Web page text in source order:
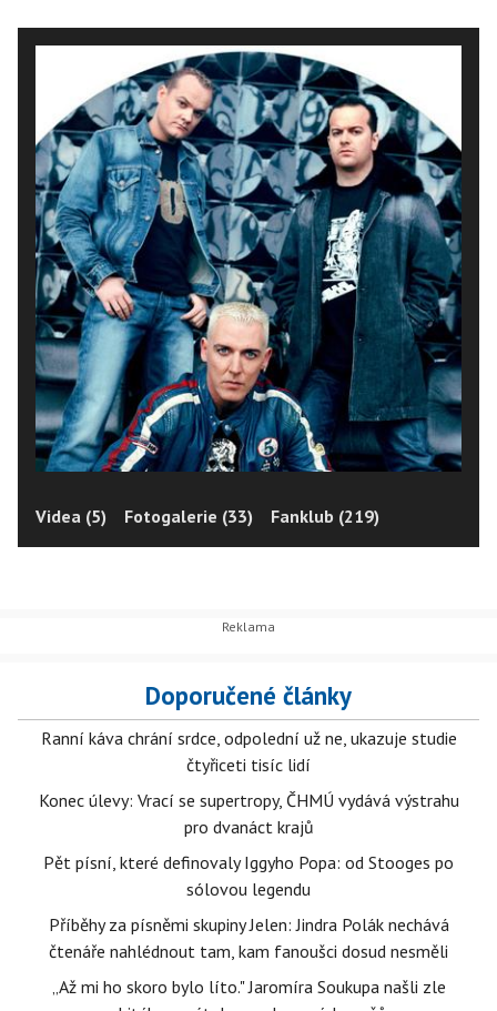
Videa (5) Fotogalerie (33) Fanklub (219)
Doporučené články
Ranní káva chrání srdce, odpolední už ne, ukazuje studie
čtyřiceti tisíc lidí
Konec úlevy: Vrací se supertropy, ČHMÚ vydává výstrahu
pro dvanáct krajů
Pět písní, které definovaly Iggyho Popa: od Stooges po
sólovou legendu
Příběhy za písněmi skupiny Jelen: Jindra Polák nechává
čtenáře nahlédnout tam, kam fanoušci dosud nesměli
„Až mi ho skoro bylo líto." Jaromíra Soukupa našli zle